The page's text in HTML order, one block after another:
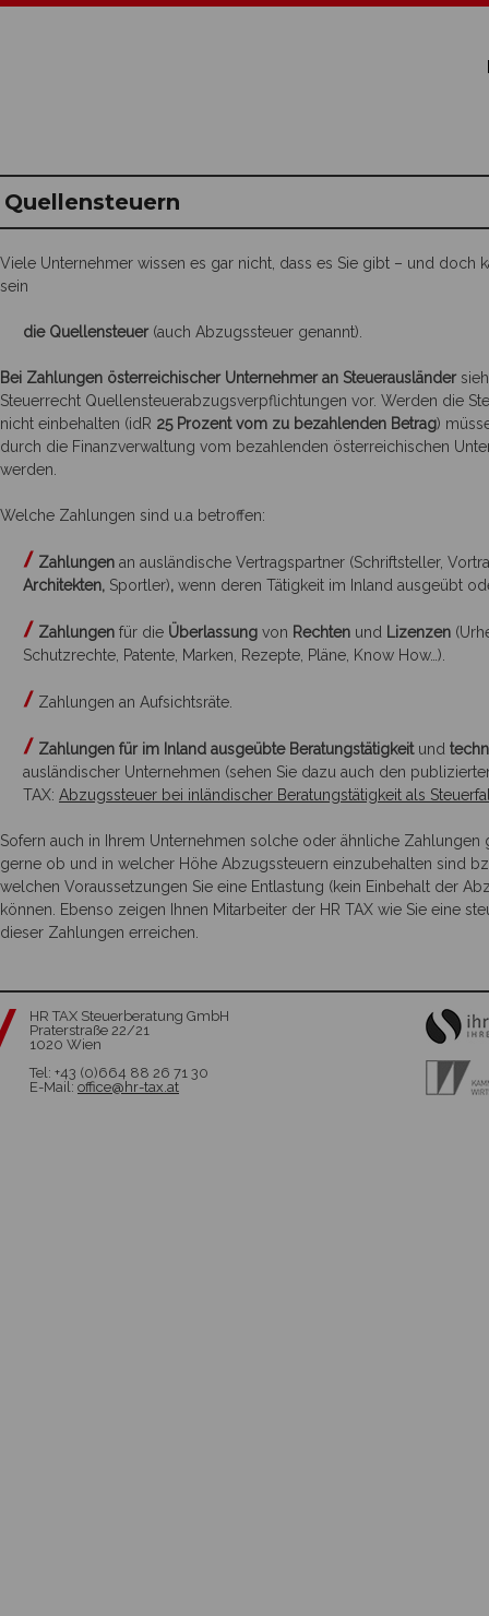
Quellensteuern
Viele Unternehmer wissen es gar nicht, dass es Sie gibt – und doch
sein
die Quellensteuer (auch Abzugssteuer genannt).
Bei Zahlungen österreichischer Unternehmer an Steuerausländer
Steuerrecht Quellensteuerabzugsverpflichtungen vor. Werden die
nicht einbehalten (idR 25 Prozent vom zu bezahlenden Betrag)
durch die Finanzverwaltung vom bezahlenden österreichischen
werden.
Welche Zahlungen sind u.a betroffen:
Zahlungen an ausländische Vertragspartner (Schriftsteller,
Architekten, Sportler), wenn deren Tätigkeit im Inland ausgeübt
Zahlungen für die Überlassung von Rechten und Lizenzen
Schutzrechte, Patente, Marken, Rezepte, Pläne, Know How…).
Zahlungen an Aufsichtsräte.
Zahlungen für im Inland ausgeübte Beratungstätigkeitund
ausländischer Unternehmen (sehen Sie dazu auch den
TAX: Abzugssteuer bei inländischer Beratungstätigkeit als
Sofern auch in Ihrem Unternehmen solche oder ähnliche Zahlungen
gerne ob und in welcher Höhe Abzugssteuern einzubehalten sind
welchen Voraussetzungen Sie eine Entlastung (kein Einbehalt der
können. Ebenso zeigen Ihnen Mitarbeiter der HR TAX wie Sie eine
dieser Zahlungen erreichen.
HR TAX Steuerberatung GmbH
Praterstraße 22/21
1020 Wien
Tel: +43 (0)664 88 26 71 30
E-Mail: office@hr-tax.at